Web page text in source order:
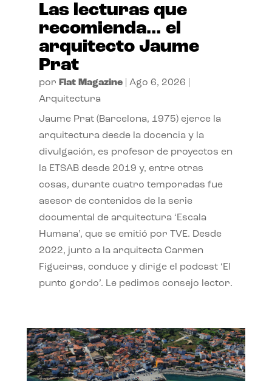
Las lecturas que
recomienda… el
arquitecto Jaume
Prat
por Flat Magazine| Ago 6, 2026
Arquitectura
Jaume Prat (Barcelona, 1975) ejerce la
arquitectura desde la docencia y la
divulgación, es profesor de proyectos en
la ETSAB desde 2019 y, entre otras
cosas, durante cuatro temporadas fue
asesor de contenidos de la serie
documental de arquitectura ‘Escala
Humana’, que se emitió por TVE. Desde
2022, junto a la arquitecta Carmen
Figueiras, conduce y dirige el podcast ‘El
punto gordo’. Le pedimos consejo lector.